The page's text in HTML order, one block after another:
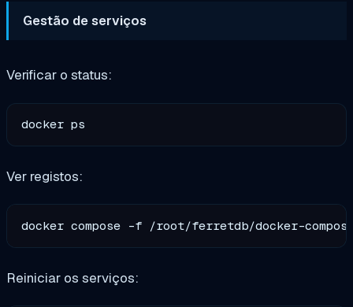
Gestão de serviços
Verificar o status:
Ver registos:
Reiniciar os serviços: